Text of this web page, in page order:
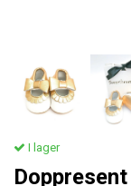
I lager